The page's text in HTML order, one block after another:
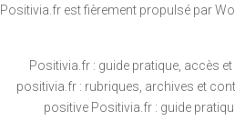
Positivia.fr est fièrement propulsé par
Positivia.fr : guide pratique, accès
positivia.fr : rubriques, archives et
positive Positivia.fr : guide